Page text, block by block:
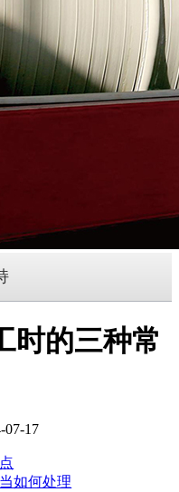
时的三种常
07-17
如何处理